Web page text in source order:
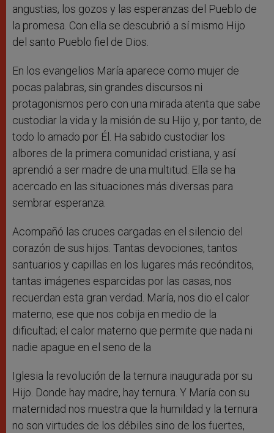
angustias, los gozos y las esperanzas del Pueblo de
la promesa. Con ella se descubrió a sí mismo Hijo
del santo Pueblo fiel de Dios.
En los evangelios María aparece como mujer de
pocas palabras, sin grandes discursos ni
protagonismos pero con una mirada atenta que sabe
custodiar la vida y la misión de su Hijo y, por tanto, de
todo lo amado por Él. Ha sabido custodiar los
albores de la primera comunidad cristiana, y así
aprendió a ser madre de una multitud. Ella se ha
acercado en las situaciones más diversas para
sembrar esperanza.
Acompañó las cruces cargadas en el silencio del
corazón de sus hijos. Tantas devociones, tantos
santuarios y capillas en los lugares más recónditos,
tantas imágenes esparcidas por las casas, nos
recuerdan esta gran verdad. María, nos dio el calor
materno, ese que nos cobija en medio de la
dificultad; el calor materno que permite que nada ni
nadie apague en el seno de la
Iglesia la revolución de la ternura inaugurada por su
Hijo. Donde hay madre, hay ternura. Y María con su
maternidad nos muestra que la humildad y la ternura
no son virtudes de los débiles sino de los fuertes,